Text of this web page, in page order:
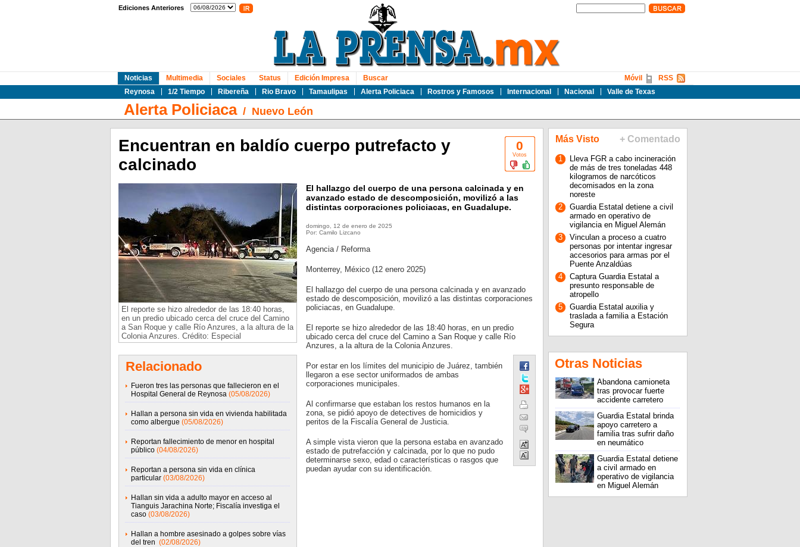
Ediciones Anteriores
Noticias
Reynosa
1/2 Tiempo Ribereña Rio Bravo Tamaulipas Alerta Policiaca Rostros y Famosos Internacional Nacional Valle de Texas
Multimedia Sociales Status Edición Impresa Buscar RSS
Móvil
Alerta Policiaca/ Nuevo León
0
Votos
Encuentran en baldío cuerpo putrefacto y
calcinado
El reporte se hizo alrededor de las 18:40 horas,
en un predio ubicado cerca del cruce del Camino
a San Roque y calle Río Anzures, a la altura de la
Colonia Anzures. Crédito: Especial
Relacionado
Fueron tres las personas que fallecieron en el
Hospital General de Reynosa (05/08/2026)
Hallan a persona sin vida en vivienda habilitada
como albergue (05/08/2026)
Reportan fallecimiento de menor en hospital
público (04/08/2026)
Reportan a persona sin vida en clínica
particular (03/08/2026)
Hallan sin vida a adulto mayor en acceso al
Tianguis Jarachina Norte; Fiscalía investiga el
caso (03/08/2026)
Hallan a hombre asesinado a golpes sobre vías
del tren (02/08/2026)
El hallazgo del cuerpo de una persona calcinada y en
avanzado estado de descomposición, movilizó a las
distintas corporaciones policiacas, en Guadalupe.
domingo, 12 de enero de 2025
Por: Camilo Lizcano
Agencia / Reforma
Monterrey, México (12 enero 2025)
El hallazgo del cuerpo de una persona calcinada y en avanzado
estado de descomposición, movilizó a las distintas corporaciones
policiacas, en Guadalupe.
El reporte se hizo alrededor de las 18:40 horas, en un predio
ubicado cerca del cruce del Camino a San Roque y calle Río
Anzures, a la altura de la Colonia Anzures.
Por estar en los límites del municipio de Juárez, también
llegaron a ese sector uniformados de ambas
corporaciones municipales.
Al confirmarse que estaban los restos humanos en la
zona, se pidió apoyo de detectives de homicidios y
peritos de la Fiscalía General de Justicia.
A simple vista vieron que la persona estaba en avanzado
estado de putrefacción y calcinada, por lo que no pudo
determinarse sexo, edad o características o rasgos que
puedan ayudar con su identificación.
Más Visto + Comentado
1
Lleva FGR a cabo incineración
de más de tres toneladas 448
kilogramos de narcóticos
decomisados en la zona
noreste
2
Guardia Estatal detiene a civil
armado en operativo de
vigilancia en Miguel Alemán
3
Vinculan a proceso a cuatro
personas por intentar ingresar
accesorios para armas por el
Puente Anzaldúas
4
Captura Guardia Estatal a
presunto responsable de
atropello
5
Guardia Estatal auxilia y
traslada a familia a Estación
Segura
Otras Noticias
Abandona camioneta
tras provocar fuerte
accidente carretero
Guardia Estatal brinda
apoyo carretero a
familia tras sufrir daño
en neumático
Guardia Estatal detiene
a civil armado en
operativo de vigilancia
en Miguel Alemán